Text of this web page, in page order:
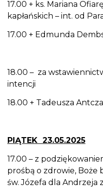
17.00 + ks. Mariana
kapłańskich – int. od
17.00 + Edmunda
18.00 – za
intencji
18.00 + Tadeusza
PIĄTEK 23.05.2025
17.00 – z
prośbą o zdrowie, Boże
św. Józefa dla Andrzeja